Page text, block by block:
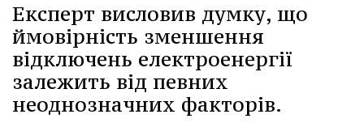
Експерт висловив думку, що
ймовірність зменшення
відключень електроенергії
залежить від певних
неоднозначних факторів.